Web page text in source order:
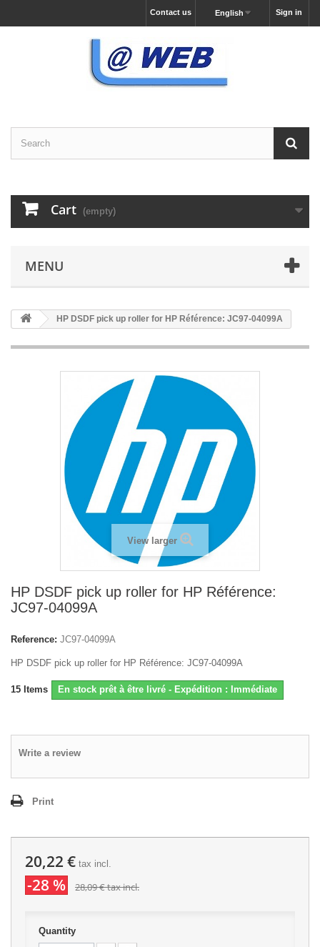
Sign in
English
Contact us
Cart (empty)
MENU
HP DSDF pick up roller for HP Référence: JC97-04099A
View larger
HP DSDF pick up roller for HP Référence:
JC97-04099A
Reference: JC97-04099A
HP DSDF pick up roller for HP Référence: JC97-04099A
15 Items En stock prêt à être livré - Expédition : Immédiate
Write a review
Print
20,22 € tax incl.
-28 % 28,09 €tax incl.
Quantity